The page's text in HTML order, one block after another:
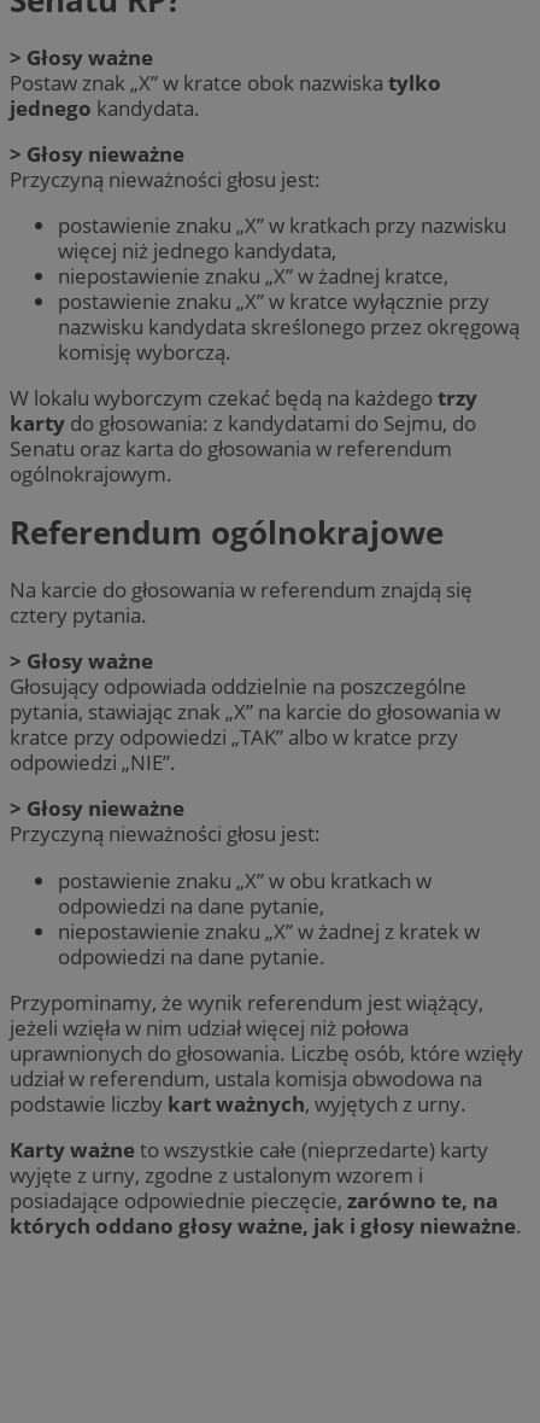
> Głosy ważne
Postaw znak „X” w kratce obok nazwiska tylko
jednego kandydata.
> Głosy nieważne
Przyczyną nieważności głosu jest:
postawienie znaku „X” w kratkach przy nazwisku
więcej niż jednego kandydata,
niepostawienie znaku „X” w żadnej kratce,
postawienie znaku „X” w kratce wyłącznie przy
nazwisku kandydata skreślonego przez okręgową
komisję wyborczą.
W lokalu wyborczym czekać będą na każdegotrzy
karty do głosowania: z kandydatami do Sejmu, do
Senatu oraz karta do głosowania w referendum
ogólnokrajowym.
Referendum ogólnokrajowe
Na karcie do głosowania w referendum znajdą się
cztery pytania.
> Głosy ważne
Głosujący odpowiada oddzielnie na poszczególne
pytania, stawiając znak „X” na karcie do głosowania w
kratce przy odpowiedzi „TAK” albo w kratce przy
odpowiedzi „NIE”.
> Głosy nieważne
Przyczyną nieważności głosu jest:
postawienie znaku „X” w obu kratkach w
odpowiedzi na dane pytanie,
niepostawienie znaku „X” w żadnej z kratek w
odpowiedzi na dane pytanie.
Przypominamy, że wynik referendum jest wiążący,
jeżeli wzięła w nim udział więcej niż połowa
uprawnionych do głosowania. Liczbę osób, które wzięły
udział w referendum, ustala komisja obwodowa na
podstawie liczby kart ważnych, wyjętych z urny.
Karty ważneto wszystkie całe (nieprzedarte) karty
wyjęte z urny, zgodne z ustalonym wzorem i
posiadające odpowiednie pieczęcie, zarówno te, na
których oddano głosy ważne, jak i głosy nieważne.